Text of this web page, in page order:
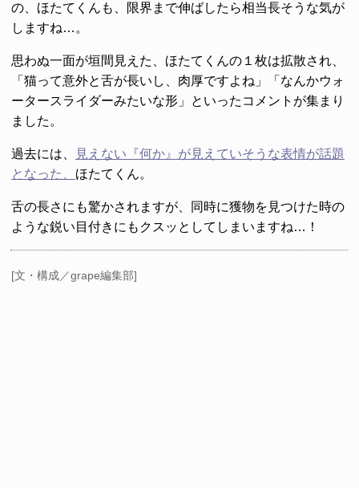
の、ほたてくんも、限界まで伸ばしたら相当長そうな気が
しますね…。
思わぬ一面が垣間見えた、ほたてくんの１枚は拡散され、
「猫って意外と舌が長いし、肉厚ですよね」「なんかウォ
ータースライダーみたいな形」といったコメントが集まり
ました。
過去には、
見えない『何か』が見えていそうな表情が話題
となった、 ほたてくん。
舌の長さにも驚かされますが、同時に獲物を見つけた時の
ような鋭い目付きにもクスッとしてしまいますね…！
[文・構成／grape編集部]